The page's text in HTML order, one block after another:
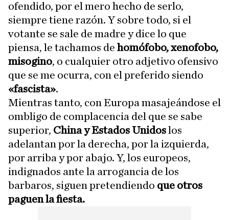
ofendido, por el mero hecho de serlo,
siempre tiene razón. Y sobre todo, si el
votante se sale de madre y dice lo que
piensa, le tachamos de homófobo, xenofobo,
misogino, o cualquier otro adjetivo ofensivo
que se me ocurra, con el preferido siendo
«fascista».
Mientras tanto, con Europa masajeándose el
ombligo de complacencia del que se sabe
superior, China y Estados Unidoslos
adelantan por la derecha, por la izquierda,
por arriba y por abajo. Y, los europeos,
indignados ante la arrogancia de los
barbaros, siguen pretendiendo que otros
paguen la fiesta.